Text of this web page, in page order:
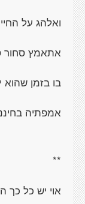
ואלהג על
אתאמץ סחור
בו בזמן שהוא
אמפתיה
**
אוי יש כל כך